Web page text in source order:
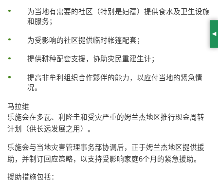
为当地有需要的社区（特别是妇孺）提供食水及卫生设施
和服务；
为受影响的社区提供临时帐篷配套；
提供耕种配套支援，协助灾民重建生计；
提高非牟利组织合作夥伴的能力，以应付当地的紧急情
况。
马拉维
乐施会在多瓦、利隆圭和受灾严重的姆兰杰地区推行现金周转
计划（供长远发展之用）。
乐施会与当地灾害管理事务部协调后，正于姆兰杰地区提供援
助，并制订回应策略，以支持受影响家庭6个月的紧急援助。
援助措施包括：